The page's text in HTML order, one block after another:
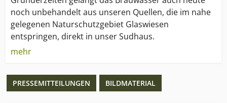
noch unbehandelt aus unseren Quellen, die im nahe
gelegenen Naturschutzgebiet Glaswiesen
entspringen, direkt in unser Sudhaus.
damals wie heute so ursprünglich wie keine äußeren
Einflüsse unser Brauwasser belasten, schmeckt
mehr
PRESSEMITTEILUNGEN BILDMATERIAL